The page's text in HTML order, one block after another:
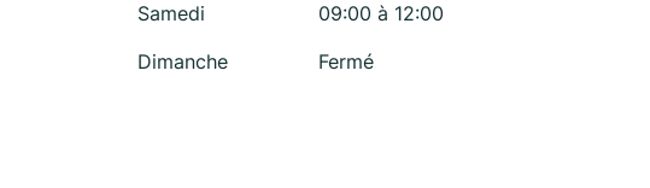
Samedi
09:00 à 12:00
Dimanche
Fermé